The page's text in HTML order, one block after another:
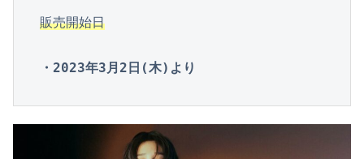
販売開始日
・2023年3月2日(木)より